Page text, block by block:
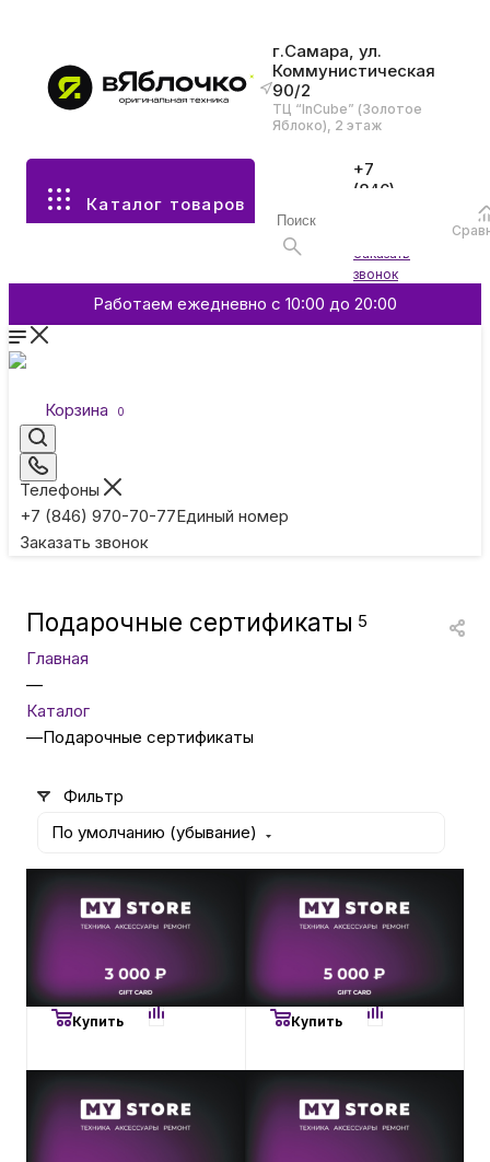
г.Самара, ул.
Коммунистическая
90/2
ТЦ “InCube” (Золотое
Яблоко), 2 этаж
Каталог товаров
+7
(846)
Заказать
звонок
Работаем ежедневно с 10:00 до 20:00
Корзина 0
Телефоны
+7 (846) 970-70-77Единый номер
Заказать звонок
Все разделы каталога
Аксессуары
Смартфоны и гаджеты
Умные кольца
Товары для детей
Фототехника
ТВ и проекторы
Красота и здоровье
Подарочные сертификаты 5
Главная
—
Каталог
—Подарочные сертификаты
Фильтр
По умолчанию (убывание)
₽
Подарочный сертификат
Есть в наличии
Купить
₽
Подарочный сертификат
Есть в наличии
Купить
₽
Подарочный сертификат
10 000₽
Подарочный сертификат